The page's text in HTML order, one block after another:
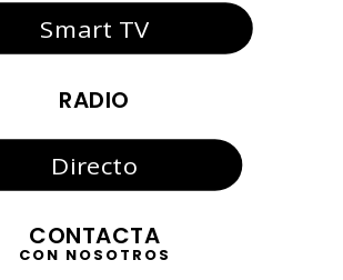
Smart TV
RADIO
Directo
CONTACTA
CON NOSOTROS